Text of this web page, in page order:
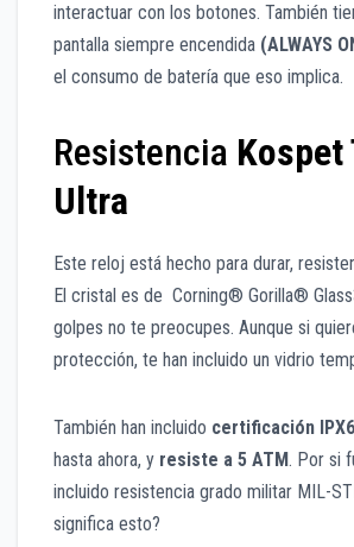
interactuar con los botones. También
pantalla siempre encendida (ALWAYS
el consumo de batería que eso implica.
Resistencia Kospet
Ultra
Este reloj está hecho para durar,
El cristal es de Corning® Gorilla®
golpes no te preocupes. Aunque si
protección, te han incluido un vidrio
También han incluido certificación
hasta ahora, y resiste a 5 ATM. Por si
incluido resistencia grado militar MIL-
significa esto?